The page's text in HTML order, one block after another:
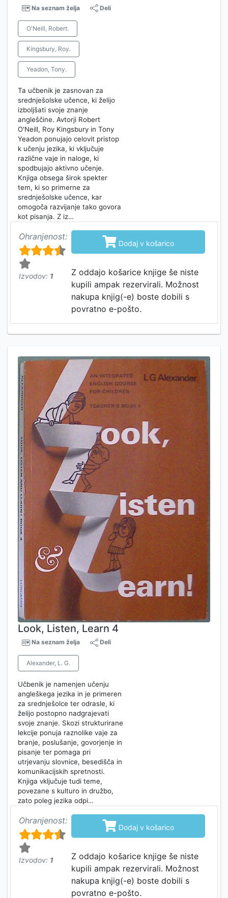
Na seznam želja Deli
O'Neill, Robert.
Kingsbury, Roy.
Yeadon, Tony.
Ta učbenik je zasnovan za
srednješolske učence, ki želijo
izboljšati svoje znanje
angleščine. Avtorji Robert
O'Neill, Roy Kingsbury in Tony
Yeadon ponujajo celovit pristop
k učenju jezika, ki vključuje
različne vaje in naloge, ki
spodbujajo aktivno učenje.
Knjiga obsega širok spekter
tem, ki so primerne za
srednješolske učence, kar
omogoča razvijanje tako govora
kot pisanja. Z iz…
Ohranjenost:
Izvodov: 1
 Dodaj v košarico
Z oddajo košarice knjige še niste
kupili ampak rezervirali. Možnost
nakupa knjig(-e) boste dobili s
povratno e-pošto.
Look, Listen, Learn 4
Na seznam želja Deli
Alexander, L. G.
Učbenik je namenjen učenju
angleškega jezika in je primeren
za srednješolce ter odrasle, ki
želijo postopno nadgrajevati
svoje znanje. Skozi strukturirane
lekcije ponuja raznolike vaje za
branje, poslušanje, govorjenje in
pisanje ter pomaga pri
utrjevanju slovnice, besedišča in
komunikacijskih spretnosti.
Knjiga vključuje tudi teme,
povezane s kulturo in družbo,
zato poleg jezika odpi…
Ohranjenost:
Izvodov: 1
 Dodaj v košarico
Z oddajo košarice knjige še niste
kupili ampak rezervirali. Možnost
nakupa knjig(-e) boste dobili s
povratno e-pošto.